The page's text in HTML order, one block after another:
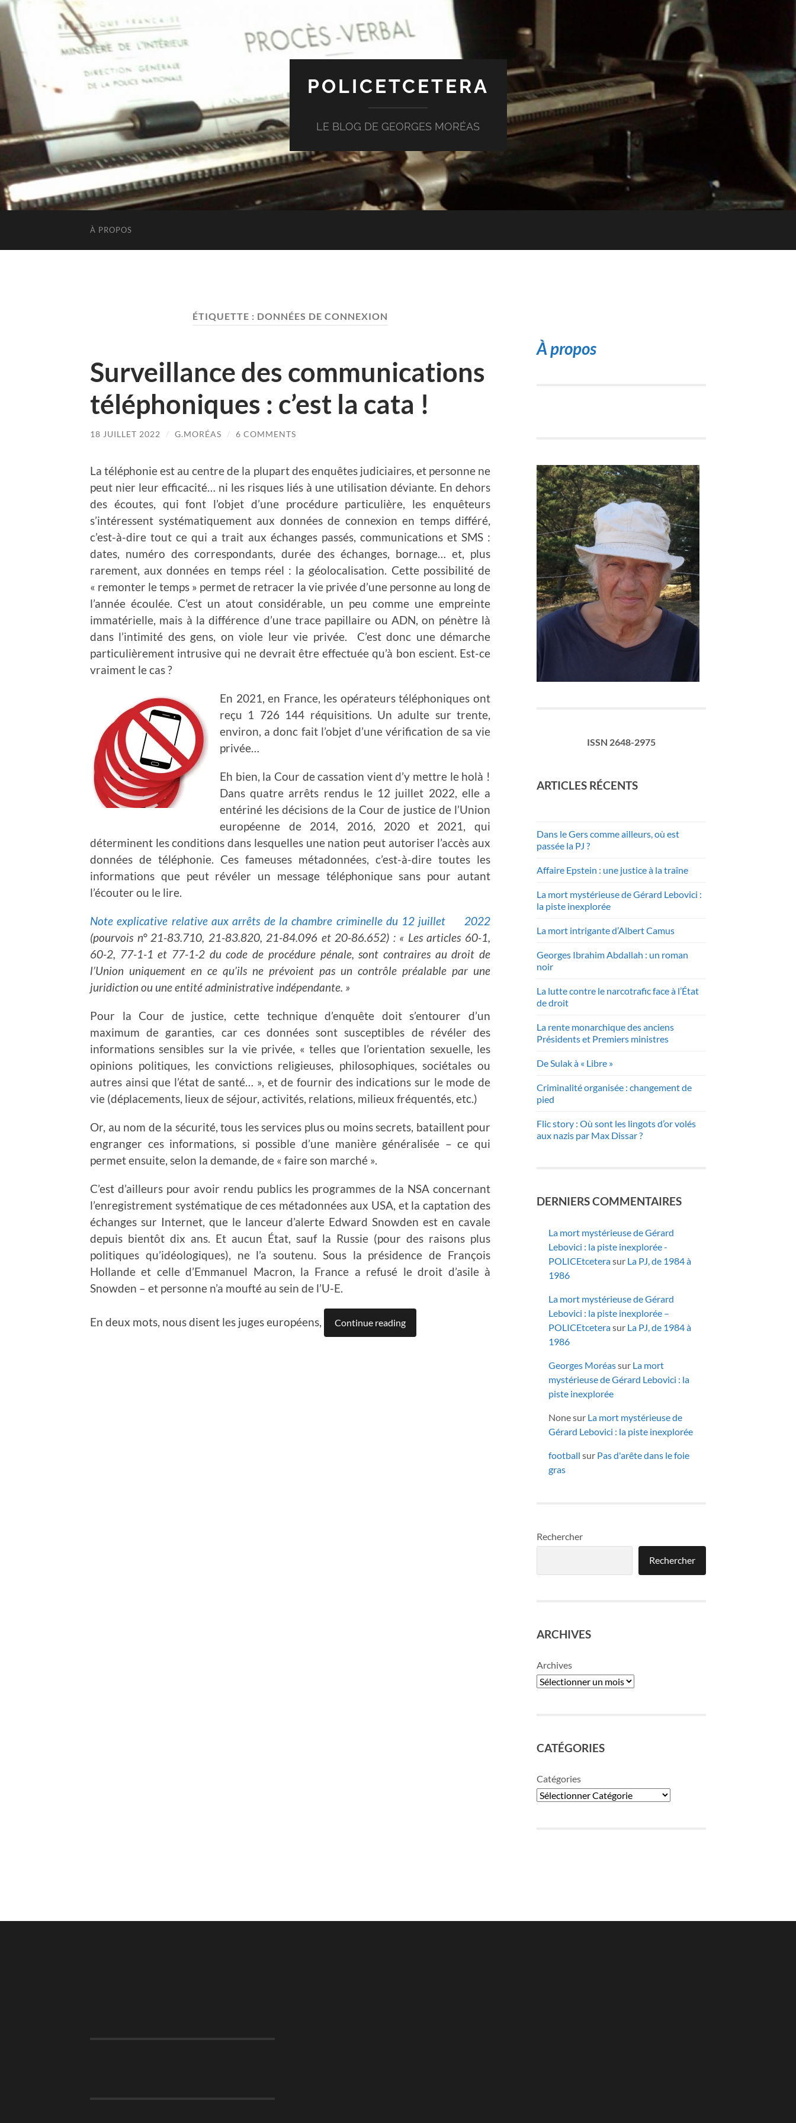
POLICETCETERA
LE BLOG DE GEORGES MORÉAS
À PROPOS
ÉTIQUETTE : DONNÉES DE CONNEXION
Surveillance des communications
téléphoniques : c’est la cata !
18 JUILLET 2022 / G.MORÉAS / 6 COMMENTS
La téléphonie est au centre de la plupart des enquêtes judiciaires, et personne ne
peut nier leur efficacité… ni les risques liés à une utilisation déviante. En dehors
des écoutes, qui font l’objet d’une procédure particulière, les enquêteurs
s’intéressent systématiquement aux données de connexion en temps différé,
c’est-à-dire tout ce qui a trait aux échanges passés, communications et SMS :
dates, numéro des correspondants, durée des échanges, bornage… et, plus
rarement, aux données en temps réel : la géolocalisation. Cette possibilité de
« remonter le temps » permet de retracer la vie privée d’une personne au long de
l’année écoulée. C’est un atout considérable, un peu comme une empreinte
immatérielle, mais à la différence d’une trace papillaire ou ADN, on pénètre là
dans l’intimité des gens, on viole leur vie privée. C’est donc une démarche
particulièrement intrusive qui ne devrait être effectuée qu’à bon escient. Est-ce
vraiment le cas ?
En 2021, en France, les opérateurs téléphoniques ont
reçu 1 726 144 réquisitions. Un adulte sur trente,
environ, a donc fait l’objet d’une vérification de sa vie
privée…
Eh bien, la Cour de cassation vient d’y mettre le holà !
Dans quatre arrêts rendus le 12 juillet 2022, elle a
entériné les décisions de la Cour de justice de l’Union
européenne de 2014, 2016, 2020 et 2021, qui
déterminent les conditions dans lesquelles une nation peut autoriser l’accès aux
données de téléphonie. Ces fameuses métadonnées, c’est-à-dire toutes les
informations que peut révéler un message téléphonique sans pour autant
l’écouter ou le lire.
Note explicative relative aux arrêts de la chambre criminelle du 12 juillet 2022
(pourvois n° 21-83.710, 21-83.820, 21-84.096 et 20-86.652) : « Les articles 60-1,
60-2, 77-1-1 et 77-1-2 du code de procédure pénale, sont contraires au droit de
l’Union uniquement en ce qu’ils ne prévoient pas un contrôle préalable par une
juridiction ou une entité administrative indépendante. »
Pour la Cour de justice, cette technique d’enquête doit s’entourer d’un
maximum de garanties, car ces données sont susceptibles de révéler des
informations sensibles sur la vie privée, « telles que l’orientation sexuelle, les
opinions politiques, les convictions religieuses, philosophiques, sociétales ou
autres ainsi que l’état de santé… », et de fournir des indications sur le mode de
vie (déplacements, lieux de séjour, activités, relations, milieux fréquentés, etc.)
Or, au nom de la sécurité, tous les services plus ou moins secrets, bataillent pour
engranger ces informations, si possible d’une manière généralisée – ce qui
permet ensuite, selon la demande, de « faire son marché ».
C’est d’ailleurs pour avoir rendu publics les programmes de la NSA concernant
l’enregistrement systématique de ces métadonnées aux USA, et la captation des
échanges sur Internet, que le lanceur d’alerte Edward Snowden est en cavale
depuis bientôt dix ans. Et aucun État, sauf la Russie (pour des raisons plus
politiques qu’idéologiques), ne l’a soutenu. Sous la présidence de François
Hollande et celle d’Emmanuel Macron, la France a refusé le droit d’asile à
Snowden – et personne n’a moufté au sein de l’U-E.
En deux mots, nous disent les juges européens, Continue reading
À propos
ISSN 2648-2975
ARTICLES RÉCENTS
Dans le Gers comme ailleurs, où est
passée la PJ ?
Affaire Epstein : une justice à la traîne
La mort mystérieuse de Gérard Lebovici :
la piste inexplorée
La mort intrigante d’Albert Camus
Georges Ibrahim Abdallah : un roman
noir
La lutte contre le narcotrafic face à l’État
de droit
La rente monarchique des anciens
Présidents et Premiers ministres
De Sulak à « Libre »
Criminalité organisée : changement de
pied
Flic story : Où sont les lingots d’or volés
aux nazis par Max Dissar ?
DERNIERS COMMENTAIRES
La mort mystérieuse de Gérard
Lebovici : la piste inexplorée -
POLICEtceterasur La PJ, de 1984 à
1986
La mort mystérieuse de Gérard
Lebovici : la piste inexplorée –
POLICEtceterasur La PJ, de 1984 à
1986
Georges Moréassur La mort
mystérieuse de Gérard Lebovici : la
piste inexplorée
Nonesur La mort mystérieuse de
Gérard Lebovici : la piste inexplorée
football sur Pas d'arête dans le foie
gras
Rechercher
Rechercher
ARCHIVES
Archives
CATÉGORIES
Catégories